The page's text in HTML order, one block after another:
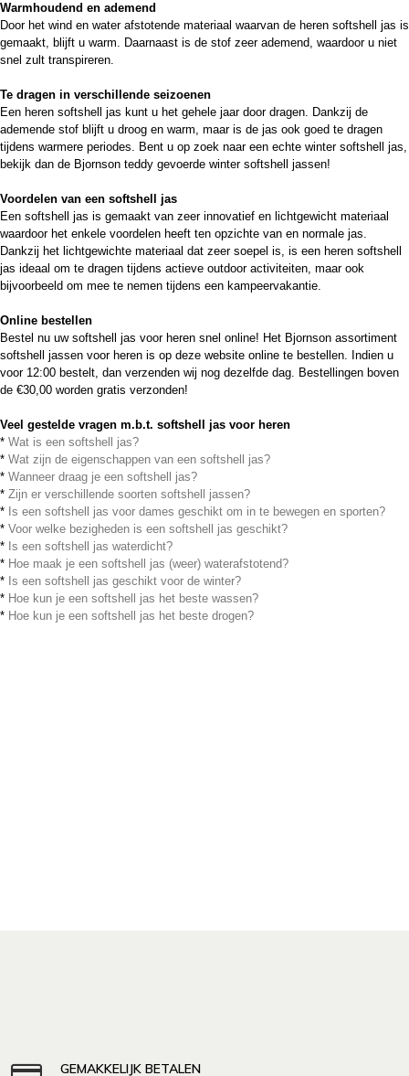
Warmhoudend en ademend
Door het wind en water afstotende materiaal waarvan de heren softshell jas is
gemaakt, blijft u warm. Daarnaast is de stof zeer ademend, waardoor u niet
snel zult transpireren.
Te dragen in verschillende seizoenen
Een heren softshell jas kunt u het gehele jaar door dragen. Dankzij de
ademende stof blijft u droog en warm, maar is de jas ook goed te dragen
tijdens warmere periodes. Bent u op zoek naar een echte winter softshell jas,
bekijk dan de Bjornson teddy gevoerde winter softshell jassen!
Voordelen van een softshell jas
Een softshell jas is gemaakt van zeer innovatief en lichtgewicht materiaal
waardoor het enkele voordelen heeft ten opzichte van en normale jas.
Dankzij het lichtgewichte materiaal dat zeer soepel is, is een heren softshell
jas ideaal om te dragen tijdens actieve outdoor activiteiten, maar ook
bijvoorbeeld om mee te nemen tijdens een kampeervakantie.
Online bestellen
Bestel nu uw softshell jas voor heren snel online! Het Bjornson assortiment
softshell jassen voor heren is op deze website online te bestellen. Indien u
voor 12:00 bestelt, dan verzenden wij nog dezelfde dag. Bestellingen boven
de €30,00 worden gratis verzonden!
Veel gestelde vragen m.b.t. softshell jas voor heren
* Wat is een softshell jas?
* Wat zijn de eigenschappen van een softshell jas?
* Wanneer draag je een softshell jas?
* Zijn er verschillende soorten softshell jassen?
* Is een softshell jas voor dames geschikt om in te bewegen en sporten?
* Voor welke bezigheden is een softshell jas geschikt?
* Is een softshell jas waterdicht?
* Hoe maak je een softshell jas (weer) waterafstotend?
* Is een softshell jas geschikt voor de winter?
* Hoe kun je een softshell jas het beste wassen?
* Hoe kun je een softshell jas het beste drogen?
GEMAKKELIJK BETALEN